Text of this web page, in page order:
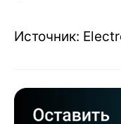
Источник: